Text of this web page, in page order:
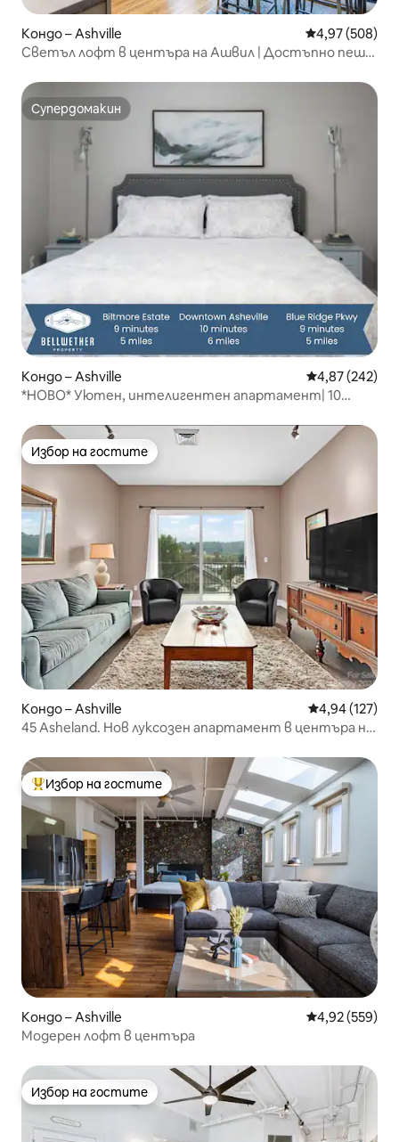
Кондо – Ashville Средна
4,97 (508)
Светъл лофт в центъра на Ашвил | Достъпно пеша,
Супердомакин
Супердомакин
Кондо – Ashville Средна
4,87 (242)
*НОВО* Уютен, интелигентен апартамент| 10
Избор на гостите
Избор на гостите
Кондо – Ashville Средна
4,94 (127)
45 Asheland. Нов луксозен апартамент в центъра на
Най-популярен избор на гостите
Избор на гостите
Кондо – Ashville Средна
4,92 (559)
Модерен лофт в центъра
Избор на гостите
Избор на гостите